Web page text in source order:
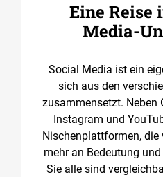
Eine Reise
Media-
Social Media ist ein
sich aus den
zusammensetzt. Neben
Instagram und
Nischenplattformen,
mehr an Bedeutung
Sie alle sind